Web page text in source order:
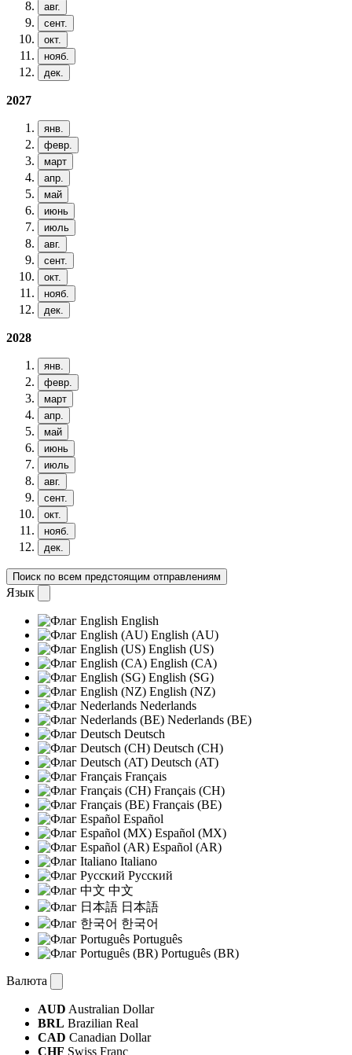
авг.
сент.
окт.
нояб.
дек.
2027
янв.
февр.
март
апр.
май
июнь
июль
авг.
сент.
окт.
нояб.
дек.
2028
янв.
февр.
март
апр.
май
июнь
июль
авг.
сент.
окт.
нояб.
дек.
Поиск по всем предстоящим отправлениям
Язык
English
English (AU)
English (US)
English (CA)
English (SG)
English (NZ)
Nederlands
Nederlands (BE)
Deutsch
Deutsch (CH)
Deutsch (AT)
Français
Français (CH)
Français (BE)
Español
Español (MX)
Español (AR)
Italiano
Русский
中文
日本語
한국어
Português
Português (BR)
Валюта
AUD Australian Dollar
BRL Brazilian Real
CAD Canadian Dollar
CHF Swiss Franc